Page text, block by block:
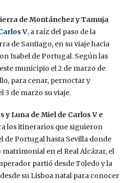
de Montánchez y Tamuja
V, a raíz del paso de la
de Santiago, en su viaje hacia
Isabel de Portugal. Según las
municipio el 2 de marzo de
para cenar, pernoctar y
3 de marzo su viaje.
y Luna de Miel de Carlos V e
los itinerarios que siguieron
de Portugal hasta Sevilla donde
en el Real Alcázar, el
partió desde Toledo y la
su Lisboa natal para conocer